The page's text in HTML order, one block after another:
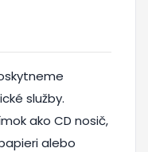
služby.
ako CD nosič,
alebo